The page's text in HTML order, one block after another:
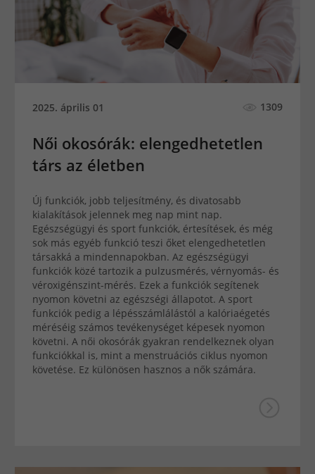
2025. április 01 1309
Női okosórák: elengedhetetlen
társ az életben
Új funkciók, jobb teljesítmény, és divatosabb
kialakítások jelennek meg nap mint nap.
Egészségügyi és sport funkciók, értesítések, és még
sok más egyéb funkció teszi őket elengedhetetlen
társakká a mindennapokban. Az egészségügyi
funkciók közé tartozik a pulzusmérés, vérnyomás- és
véroxigénszint-mérés. Ezek a funkciók segítenek
nyomon követni az egészségi állapotot. A sport
funkciók pedig a lépésszámlálástól a kalóriaégetés
méréséig számos tevékenységet képesek nyomon
követni. A női okosórák gyakran rendelkeznek olyan
funkciókkal is, mint a menstruációs ciklus nyomon
követése. Ez különösen hasznos a nők számára.